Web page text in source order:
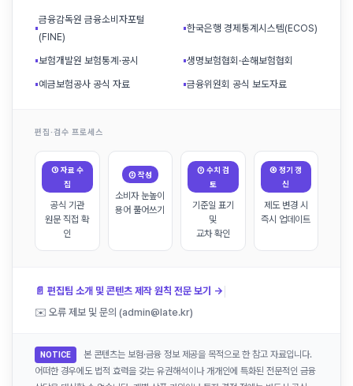
▪
금융감독원 금융소비자포털
(FINE)
▪한국은행 경제통계시스템(ECOS)
▪보험개발원 보험통계·공시 ▪생명보험협회·손해보험협회
▪예금보험공사 공식 자료 ▪금융위원회 공식 보도자료
편집·검수 프로세스
① 자료 수
집
공식 기관
원문 직접 확
인
② 작성
소비자 눈높이
용어 풀어쓰기
③ 수치 검
토
기준일 표기
및
교차 확인
④ 정기 갱
신
제도 변경 시
즉시 업데이트
📄 편집팀 소개 및 콘텐츠 제작 원칙 전문 보기 → |
✉️ 오류 제보 및 문의 (admin@late.kr)
NOTICE
본 콘텐츠는 보험·금융 정보 제공을 목적으로 한 참고 자료입니다.
어떠한 경우에도 법적 효력을 갖는 유권해석이나 개개인에 특화된 전문적인 금융